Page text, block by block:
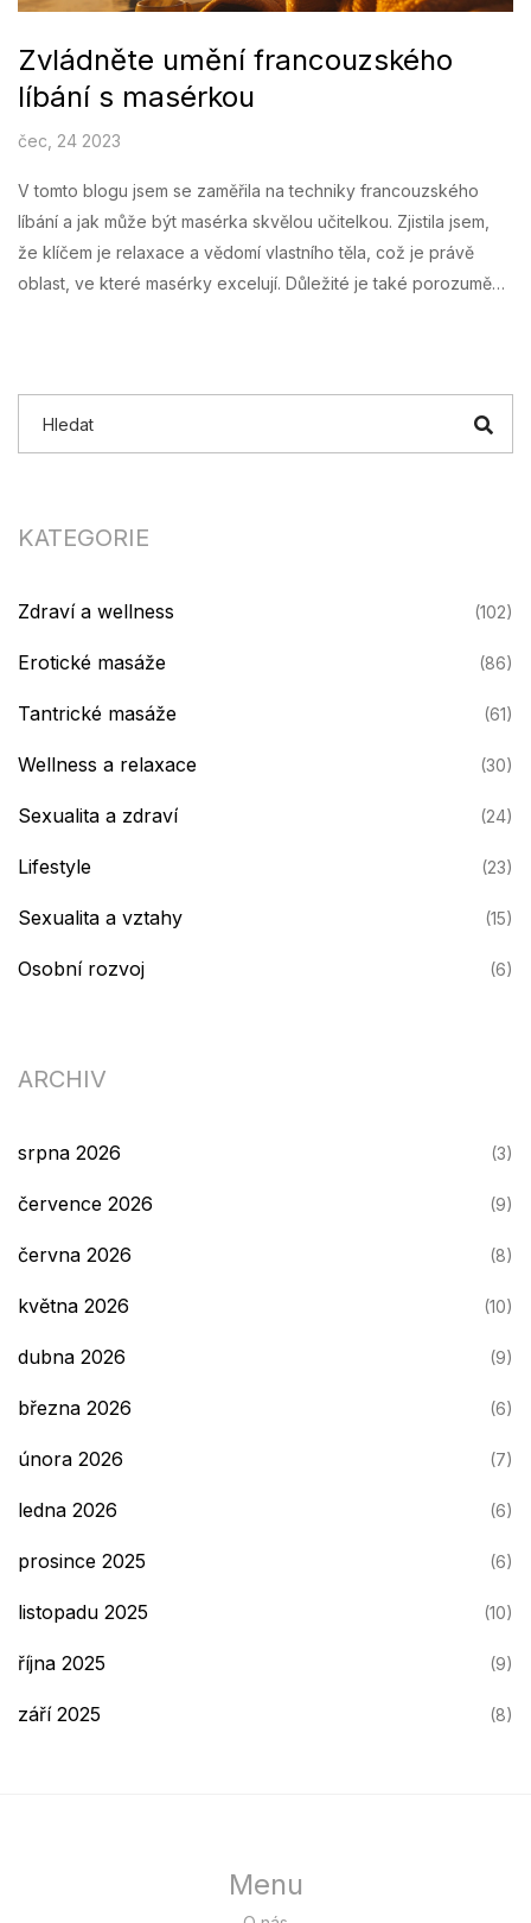
Zvládněte umění francouzského
líbání s masérkou
čec, 24 2023
V tomto blogu jsem se zaměřila na techniky francouzského
líbání a jak může být masérka skvělou učitelkou. Zjistila jsem,
že klíčem je relaxace a vědomí vlastního těla, což je právě
oblast, ve které masérky excelují. Důležité je také porozumění
zdokonalit s trochou pomoci.
KATEGORIE
Zdraví a wellness (102)
Erotické masáže (86)
Tantrické masáže (61)
Wellness a relaxace (30)
Sexualita a zdraví (24)
Lifestyle (23)
Sexualita a vztahy (15)
Osobní rozvoj (6)
ARCHIV
srpna 2026 (3)
července 2026 (9)
června 2026 (8)
května 2026 (10)
dubna 2026 (9)
března 2026 (6)
února 2026 (7)
ledna 2026 (6)
prosince 2025 (6)
listopadu 2025 (10)
října 2025 (9)
září 2025 (8)
Menu